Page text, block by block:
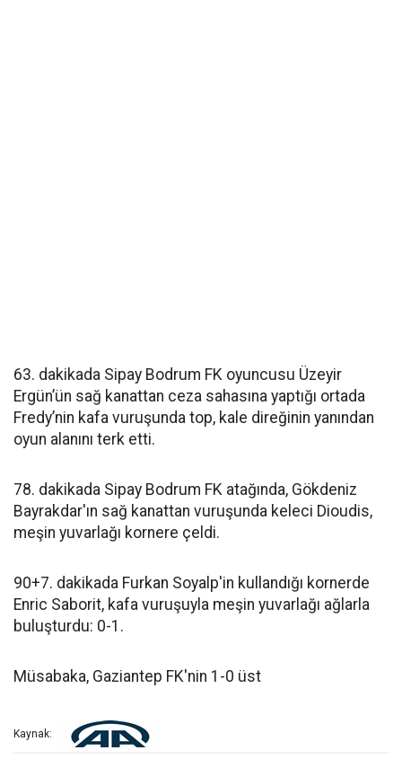
63. dakikada Sipay Bodrum FK oyuncusu Üzeyir
Ergün’ün sağ kanattan ceza sahasına yaptığı ortada
Fredy’nin kafa vuruşunda top, kale direğinin yanından
oyun alanını terk etti.
78. dakikada Sipay Bodrum FK atağında, Gökdeniz
Bayrakdar'ın sağ kanattan vuruşunda keleci Dioudis,
meşin yuvarlağı kornere çeldi.
90+7. dakikada Furkan Soyalp'in kullandığı kornerde
Enric Saborit, kafa vuruşuyla meşin yuvarlağı ağlarla
buluşturdu: 0-1.
Müsabaka, Gaziantep FK'nin 1-0 üst
Kaynak: